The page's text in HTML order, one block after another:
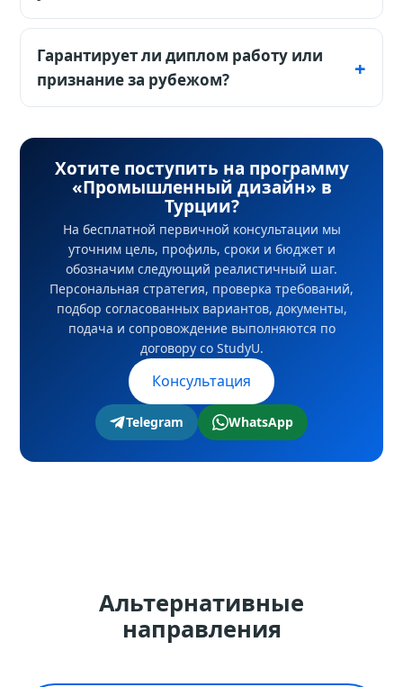
уровня; перед подачей нужен
индивидуальный чек-лист.
конкретной строки. Сертификат,
подготовительного года нужно проверять
у выбранного университета.
Материалы, расходники, защитные
средства, печать прототипов и личный
компьютер могут оплачиваться отдельно.
Запросите правила бесплатных квот на
материалов и лицензионного ПО до
оплаты tuition.
Гарантирует ли диплом работу или
признание за рубежом?
«Промышленный дизайн» правила
признания определяет принимающая
организация, а трудоустройство зависит от
языка, портфолио, опыта и рынка. Полезно
сохранять transcript, учебный план,
описания дисциплин и доказательства
своей роли в проектах.
Хотите поступить на программу
«Промышленный дизайн» в
Турции?
На бесплатной первичной консультации мы
уточним цель, профиль, сроки и бюджет и
обозначим следующий реалистичный шаг.
Персональная стратегия, проверка требований,
подбор согласованных вариантов, документы,
подача и сопровождение выполняются по
договору со StudyU.
Консультация
Telegram WhatsApp
Альтернативные
направления